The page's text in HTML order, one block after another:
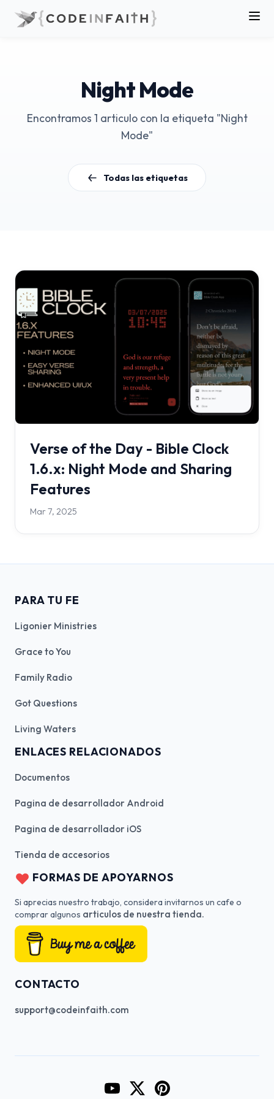
Night Mode
Encontramos 1 articulo con la etiqueta "Night
Mode"
Todas las etiquetas
Verse of the Day - Bible Clock
1.6.x: Night Mode and Sharing
Features
Mar 7, 2025
PARA TU FE
Ligonier Ministries
Grace to You
Family Radio
Got Questions
Living Waters
ENLACES RELACIONADOS
Documentos
Pagina de desarrollador Android
Pagina de desarrollador iOS
Tienda de accesorios
FORMAS DE APOYARNOS
Si aprecias nuestro trabajo, considera invitarnos un cafe o
comprar algunos articulos de nuestra tienda.
CONTACTO
support@codeinfaith.com